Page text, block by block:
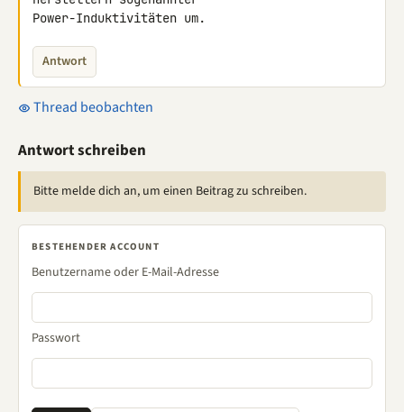
Power-Induktivitäten um.
Antwort
Thread beobachten
Antwort schreiben
Bitte melde dich an, um einen Beitrag zu schreiben.
BESTEHENDER ACCOUNT
Benutzername oder E-Mail-Adresse
Passwort